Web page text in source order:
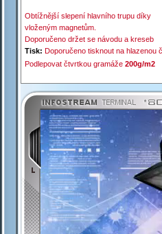
Obtížnější slepení hlavního trupu díky
vloženým magnetům.
Doporučeno držet se návodu a kreseb
Tisk: Doporučeno tisknout na hlazenou
Podlepovat čtvrtkou gramáže 200g/m2